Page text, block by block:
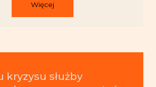
Więcej
kryzysu służby